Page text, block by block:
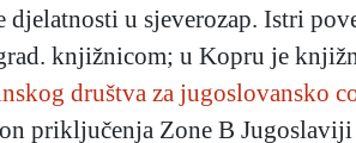
djelatnosti u sjeverozap. Istri
knjižnicom; u Kopru je
društva za jugoslovansko
priključenja Zone B